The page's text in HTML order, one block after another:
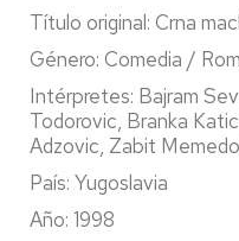
Título original: Crna
Género: Comedia /
Intérpretes: Bajram
Todorovic, Branka
Adzovic, Zabit
País: Yugoslavia
Año: 1998